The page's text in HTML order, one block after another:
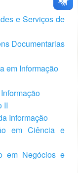
e Serviços de
Documentarias
em Informação
II
Informação
em Ciência e
em Negócios e